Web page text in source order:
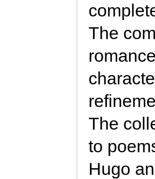
The
The
to
Hugo